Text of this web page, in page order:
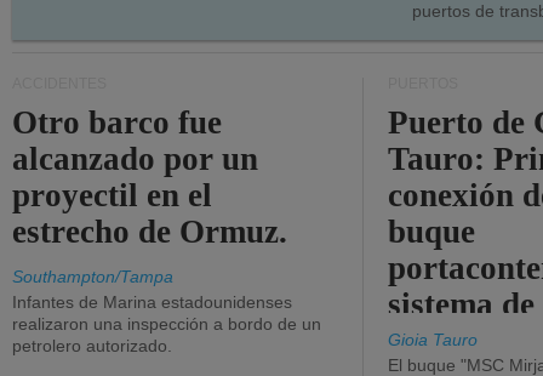
puertos de
Otro barco fue
alcanzado por un
proyectil en el
estrecho de Ormuz.
Southampton/Tampa
Infantes de Marina estadounidenses
realizaron una inspección a bordo de un
petrolero autorizado.
Puerto de
Tauro:
conexión
buque
sistema
la red
Gioia Tauro
El buque "MSC